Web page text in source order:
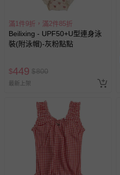
滿1件9折，滿2件85折
Beilixing - UPF50+U型連身泳
裝(附泳帽)-灰粉點點
$449 $800
最新上架